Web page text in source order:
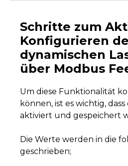
Schritte zum
Konfigurieren
dynamischen
über Modbus
Um diese Funktionalität
können, ist es wichtig,
aktiviert und gespeichert
Die Werte werden in die
geschrieben;